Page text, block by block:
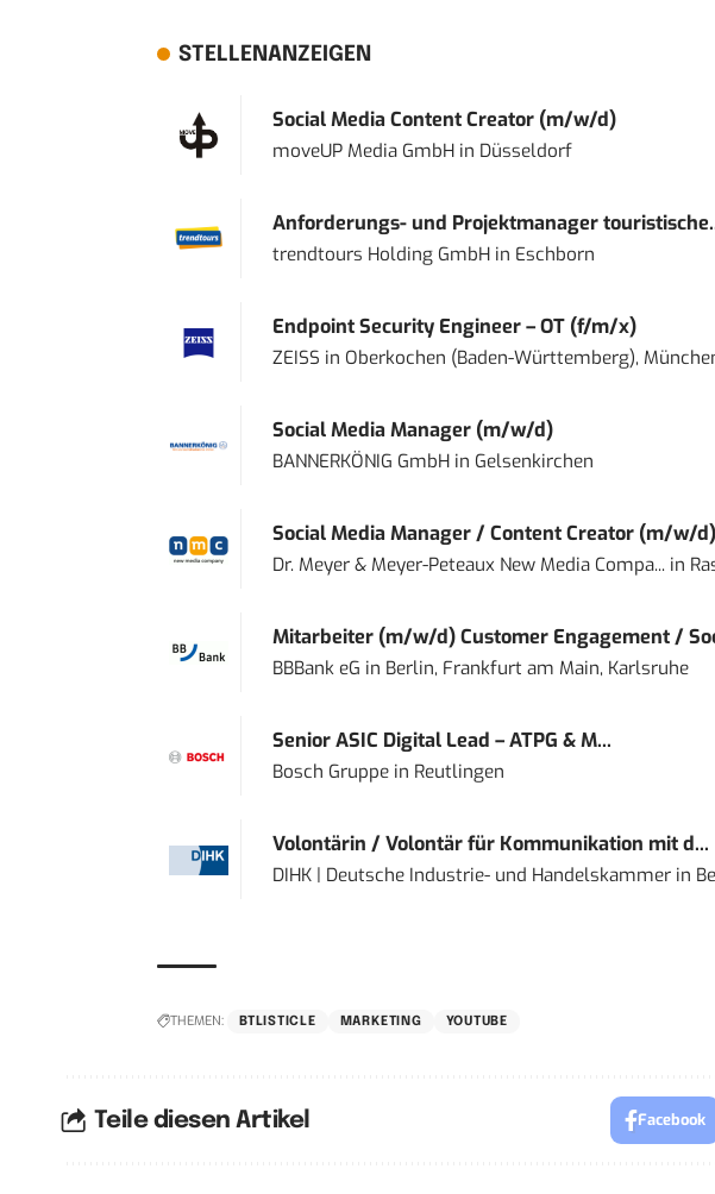
STELLENANZEIGEN
Social Media Content Creator (m/w/d)
moveUP Media GmbHin Düsseldorf
Anforderungs- und Projektmanager
trendtours Holding GmbHin Eschborn
Endpoint Security Engineer – OT (f/m/x)
ZEISS in Oberkochen (Baden-Württemberg),
Social Media Manager (m/w/d)
BANNERKÖNIG GmbHin Gelsenkirchen
Social Media Manager / Content Creator (m/w/d)
Dr. Meyer & Meyer-Peteaux New Media Compa...in
Mitarbeiter (m/w/d) Customer Engagement /
BBBank eG in Berlin, Frankfurt am Main, Karlsruhe
Senior ASIC Digital Lead – ATPG & M...
Bosch Gruppein Reutlingen
Volontärin / Volontär für Kommunikation mit d...
DIHK | Deutsche Industrie- und Handelskammerin
THEMEN: BTLISTICLE MARKETING YOUTUBE
Teile diesen Artikel Facebook